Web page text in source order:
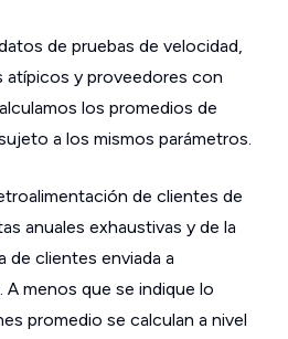
de pruebas de velocidad,
atípicos y proveedores con
los promedios de
a los mismos parámetros.
de clientes de
anuales exhaustivas y de la
de clientes enviada a
menos que se indique lo
promedio se calculan a nivel